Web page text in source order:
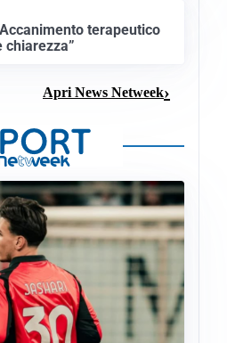
terapeutico
chiarezza”
Apri News Netweek